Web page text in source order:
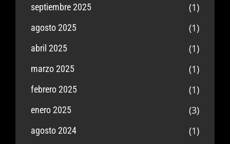
septiembre 2025 (1)
agosto 2025 (1)
abril 2025 (1)
marzo 2025 (1)
febrero 2025 (1)
enero 2025 (3)
agosto 2024 (1)